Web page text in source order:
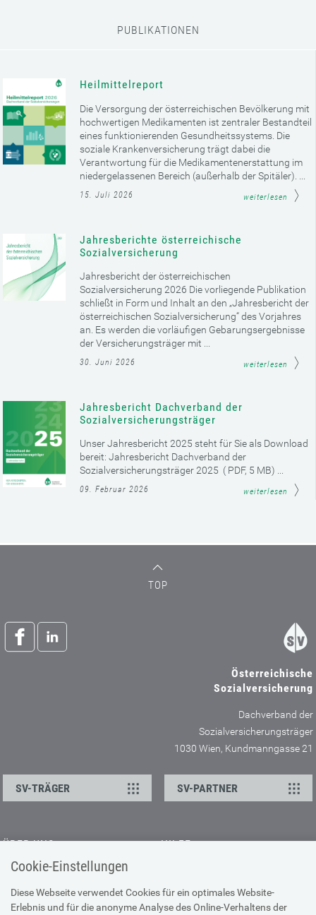
Cookie-Einstellungen
Diese Webseite verwendet Cookies für ein optimales Website-
Erlebnis und für die anonyme Analyse des Online-Verhaltens der
PUBLIKATIONEN
Heilmittelreport
Die Versorgung der österreichischen Bevölkerung mit
hochwertigen Medikamenten ist zentraler Bestandteil
eines funktionierenden Gesundheitssystems. Die
soziale Krankenversicherung trägt dabei die
Verantwortung für die Medikamentenerstattung im
niedergelassenen Bereich (außerhalb der Spitäler). ...
15. Juli 2026 weiterlesen
Jahresberichte österreichische
Sozialversicherung
Jahresbericht der österreichischen
Sozialversicherung 2026 Die vorliegende Publikation
schließt in Form und Inhalt an den „Jahresbericht der
österreichischen Sozialversicherung“ des Vorjahres
an. Es werden die vorläufigen Gebarungsergebnisse
der Versicherungsträger mit ...
30. Juni 2026 weiterlesen
Jahresbericht Dachverband der
Sozialversicherungsträger
Unser Jahresbericht 2025 steht für Sie als Download
bereit: Jahresbericht Dachverband der
Sozialversicherungsträger 2025 ( PDF, 5 MB) ...
09. Februar 2026 weiterlesen
TOP
Österreichische
Sozialversicherung
Dachverband der
Sozialversicherungsträger
1030 Wien, Kundmanngasse 21
SV-TRÄGER SV-PARTNER
ÜBER UNS
Kontakt
Offene Stellen
Presse
HILFE
Browser-Info & Sicherheit
Hilfe zur Suche